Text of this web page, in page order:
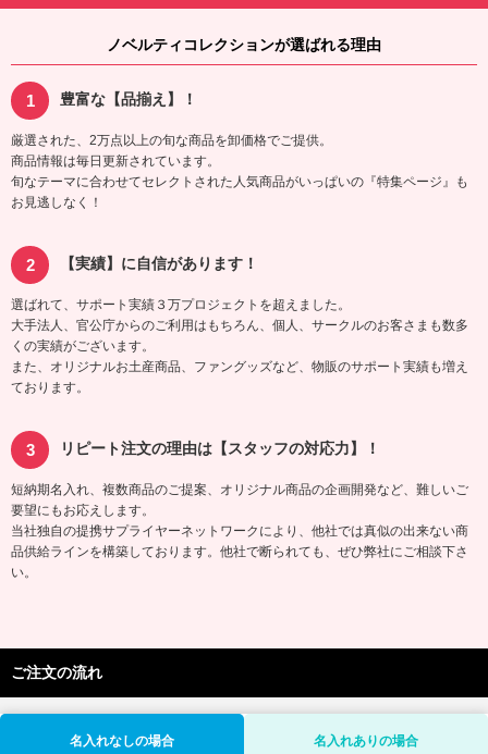
ノベルティコレクションが選ばれる理由
豊富な【品揃え】！
厳選された、2万点以上の旬な商品を卸価格でご提供。
商品情報は毎日更新されています。
旬なテーマに合わせてセレクトされた人気商品がいっぱいの『特集ページ』も
お見逃しなく！
【実績】に自信があります！
選ばれて、サポート実績３万プロジェクトを超えました。
大手法人、官公庁からのご利用はもちろん、個人、サークルのお客さまも数多
くの実績がございます。
また、オリジナルお土産商品、ファングッズなど、物販のサポート実績も増え
ております。
リピート注文の理由は【スタッフの対応力】！
短納期名入れ、複数商品のご提案、オリジナル商品の企画開発など、難しいご
要望にもお応えします。
当社独自の提携サプライヤーネットワークにより、他社では真似の出来ない商
品供給ラインを構築しております。他社で断られても、ぜひ弊社にご相談下さ
い。
ご注文の流れ
名入れなしの場合 名入れありの場合